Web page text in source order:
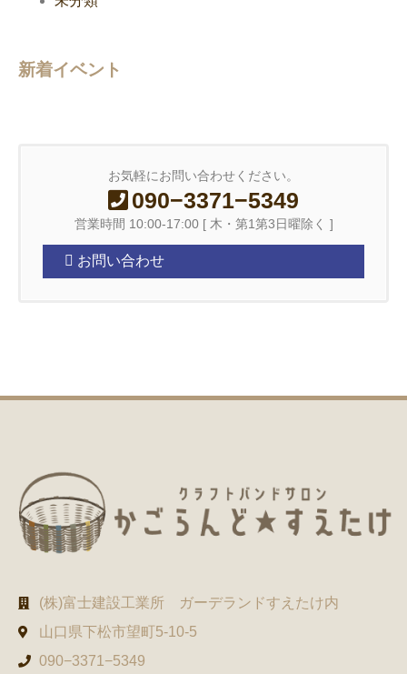
新着イベント
お気軽にお問い合わせください。
090−3371−5349
営業時間 10:00-17:00 [ 木・第1第3日曜除く ]
お問い合わせ
(株)富士建設工業所 ガーデランドすえたけ内
山口県下松市望町5-10-5
090−3371−5349